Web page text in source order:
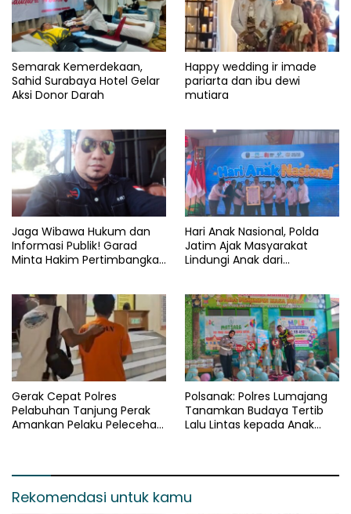
Semarak Kemerdekaan,
Sahid Surabaya Hotel Gelar
Aksi Donor Darah
Happy wedding ir imade
pariarta dan ibu dewi
mutiara
Jaga Wibawa Hukum dan
Informasi Publik! Garad
Minta Hakim Pertimbangkan
Hari Anak Nasional, Polda
Jatim Ajak Masyarakat
Lindungi Anak dari
Gerak Cepat Polres
Pelabuhan Tanjung Perak
Amankan Pelaku Pelecehan
Polsanak: Polres Lumajang
Tanamkan Budaya Tertib
Lalu Lintas kepada Anak
Rekomendasi untuk kamu